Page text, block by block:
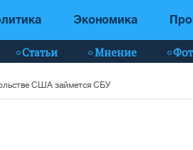
Экономика
Статьи Мнение
США займется СБУ